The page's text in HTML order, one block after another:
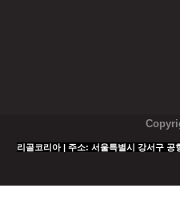
리골코리아 | 주소: 서울특별시 강서구